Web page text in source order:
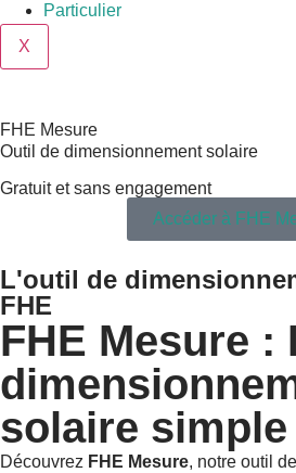
Particulier
X
FHE Mesure
Outil de dimensionnement solaire
Gratuit et sans engagement
Accéder à FHE
L'outil de
FHE
FHE Mesure :
solaire
Découvrez FHE Mesure, notre outil de